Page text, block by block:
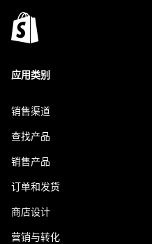
应用类别
销售渠道
查找产品
销售产品
订单和发货
商店设计
营销与转化